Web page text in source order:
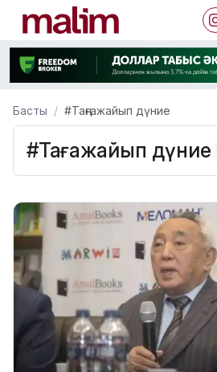
Басты #Таңғажайып дүние
#Таңғажайып дүние